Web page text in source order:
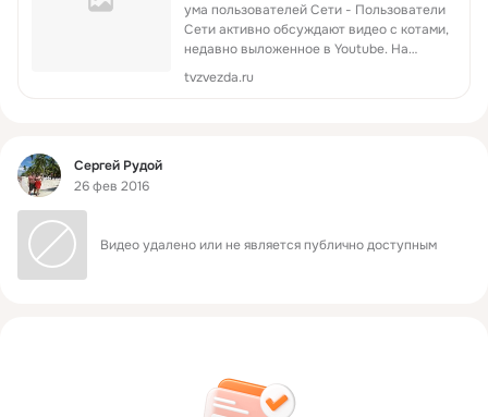
ума пользователей Сети - Пользователи
Сети активно обсуждают видео с котами,
недавно выложенное в Youtube. На
кадрах двое домашних любимцев не
tvzvezda.ru
Фид
Сергей Рудой
26 фев 2016
Видео удалено или не является публично доступным